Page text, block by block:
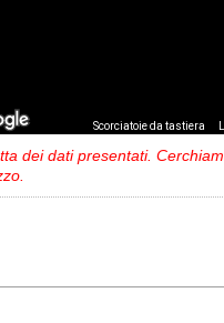
Scorciatoie da tastiera
dei dati presentati.